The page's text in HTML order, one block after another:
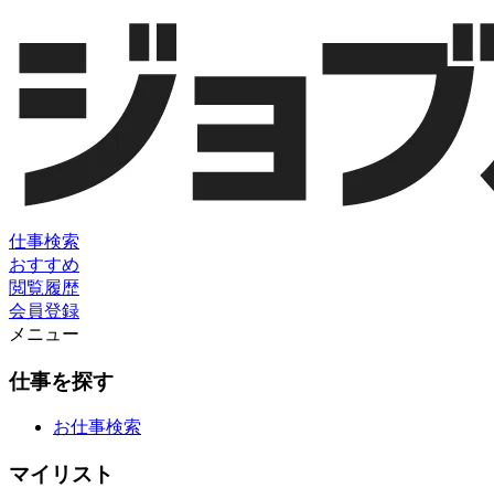
仕事検索
おすすめ
閲覧履歴
会員登録
メニュー
仕事を探す
お仕事検索
マイリスト